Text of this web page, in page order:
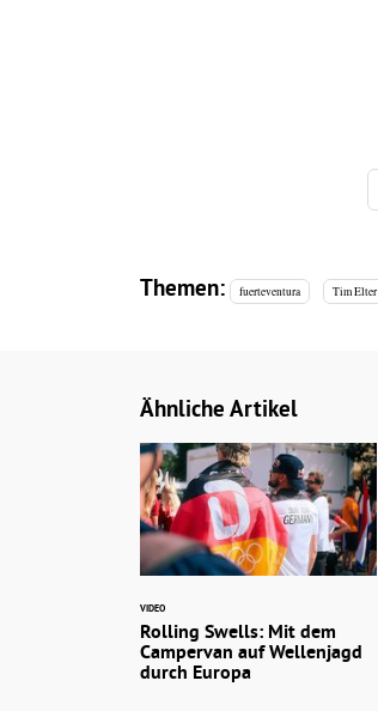
Themen: fuerteventura Tim Elter
Ähnliche Artikel
VIDEO
Rolling Swells: Mit dem
Campervan auf Wellenjagd
durch Europa